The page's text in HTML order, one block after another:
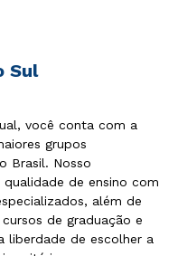
Sul
você conta com a
grupos
Brasil. Nosso
de ensino com
além de
de graduação e
liberdade de escolher a